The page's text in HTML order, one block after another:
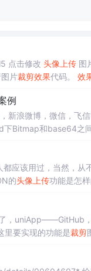
点击修改 头像 上传图
图片裁剪效果代码。 效
例
新浪微博，微信，飞
Bitmap和base64之
应该用过，当然，从
的头像 上传功能是怎
，uniApp——GitHub，
要实现的功能是裁剪